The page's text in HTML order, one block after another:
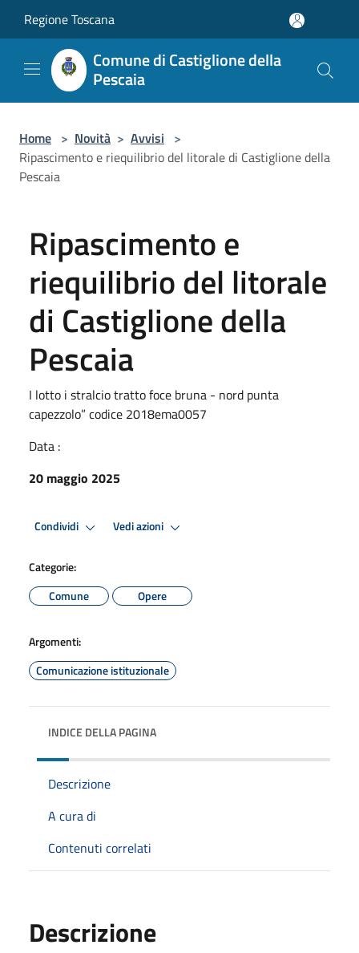
Regione Toscana
Comune di Castiglione della
Pescaia
Home > Novità > Avvisi >
Ripascimento e riequilibrio del litorale di Castiglione della
Pescaia
Ripascimento e
riequilibrio del litorale
di Castiglione della
Pescaia
I lotto i stralcio tratto foce bruna - nord punta
capezzolo” codice 2018ema0057
Data :
20 maggio 2025
Condividi Vedi azioni
Categorie:
Comune
Opere
Argomenti:
Comunicazione istituzionale
INDICE DELLA PAGINA
Descrizione
A cura di
Contenuti correlati
Descrizione